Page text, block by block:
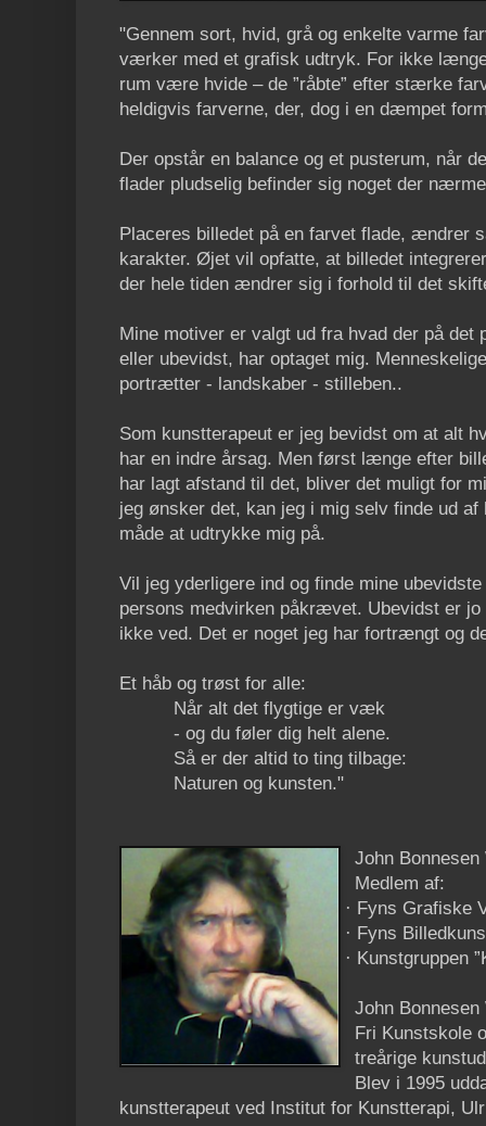
"Gennem sort, hvid, grå og enkelte varme
værker med et grafisk udtryk. For ikke
rum være hvide – de ”råbte” efter stærke
heldigvis farverne, der, dog i en dæmpet
Der opstår en balance og et pusterum, når
flader pludselig befinder sig noget der
Placeres billedet på en farvet flade, ændrer
karakter. Øjet vil opfatte, at billedet
der hele tiden ændrer sig i forhold til det
Mine motiver er valgt ud fra hvad der på
eller ubevidst, har optaget mig.
portrætter - landskaber - stilleben..
Som kunstterapeut er jeg bevidst om at alt
har en indre årsag. Men først længe efter
har lagt afstand til det, bliver det muligt for
jeg ønsker det, kan jeg i mig selv finde ud
måde at udtrykke mig på.
Vil jeg yderligere ind og finde mine
persons medvirken påkrævet. Ubevidst er
ikke ved. Det er noget jeg har fortrængt og
Et håb og trøst for alle:
Når alt det flygtige er væk
- og du føler dig helt alene.
Så er der altid to ting tilbage:
Naturen og kunsten."
John Bonnesen
Medlem af:
· Fyns Grafiske
· Fyns
· Kunstgruppen
John
Fri Kunstskole
treårige
Blev i 1995
kunstterapeut ved Institut for Kunstterapi,